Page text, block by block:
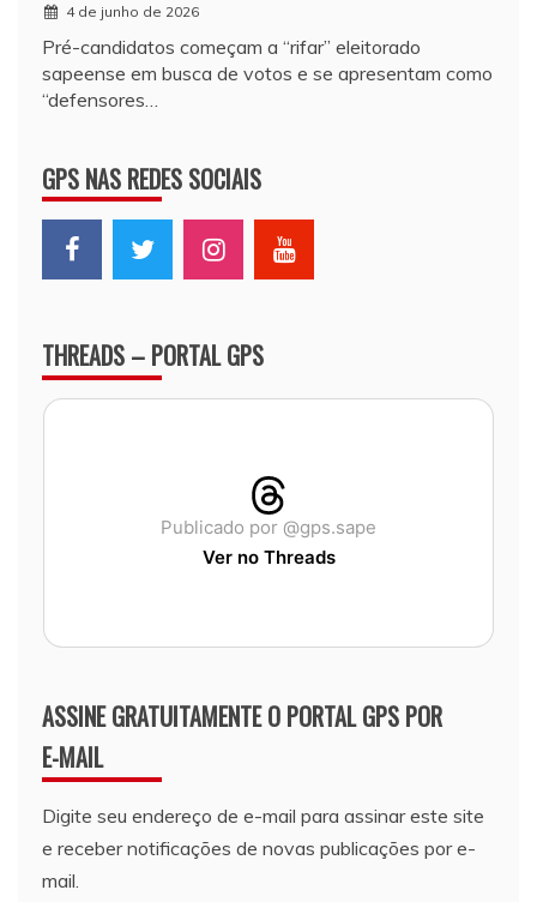
4 de junho de 2026
Pré-candidatos começam a “rifar” eleitorado
sapeense em busca de votos e se apresentam como
“defensores…
GPS NAS REDES SOCIAIS
THREADS – PORTAL GPS
Publicado por @gps.sape
Ver no Threads
ASSINE GRATUITAMENTE O PORTAL GPS POR
E-MAIL
Digite seu endereço de e-mail para assinar este site
e receber notificações de novas publicações por e-
mail.